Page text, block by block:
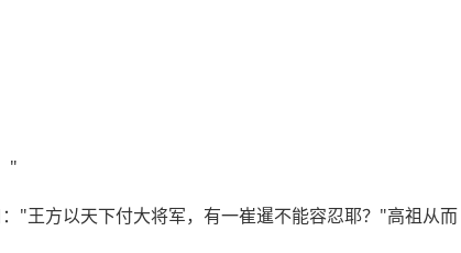
"
"王方以天下付大将军，有一崔暹不能容忍耶？"高祖从而